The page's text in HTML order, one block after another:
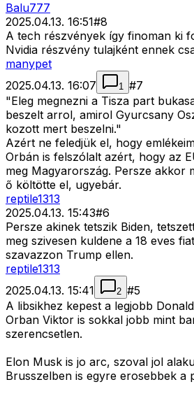
Balu777
2025.04.13. 16:51#8
A tech részvények így finoman ki
Nvidia részvény tulajként ennek
manypet
2025.04.13. 16:07
1 #7
"Eleg megnezni a Tisza part
beszelt arrol, amirol Gyurcsany
kozott mert beszelni."
Azért ne feledjük el, hogy
Orbán is felszólalt azért, hogy az
meg Magyarország. Persze akkor
ő költötte el, ugyebár.
reptile1313
2025.04.13. 15:43#6
Persze akinek tetszik Biden,
meg szivesen kuldene a 18 eves
szavazzon Trump ellen.
reptile1313
2025.04.13. 15:41
2 #5
A libsikhez kepest a legjobb
Orban Viktor is sokkal jobb mint
szerencsetlen.
Elon Musk is jo arc, szoval jol
Brusszelben is egyre erosebbek a